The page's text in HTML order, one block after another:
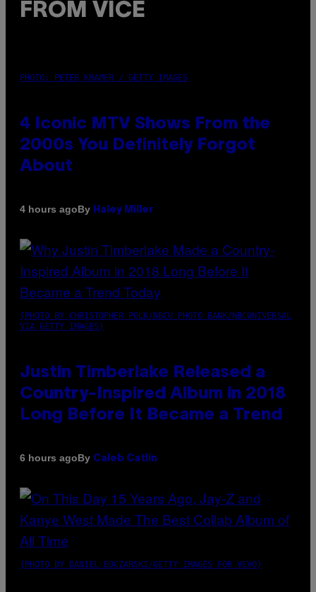
FROM VICE
PHOTO: PETER KRAMER / GETTY IMAGES
4 Iconic MTV Shows From the
2000s You Definitely Forgot
About
4 hours agoBy Haley Miller
(PHOTO BY CHRISTOPHER POLK/NBCU PHOTO BANK/NBCUNIVERSAL
VIA GETTY IMAGES)
Justin Timberlake Released a
Country-Inspired Album in 2018
Long Before It Became a Trend
6 hours agoBy Caleb Catlin
(PHOTO BY DANIEL BOCZARSKI/GETTY IMAGES FOR VEVO)